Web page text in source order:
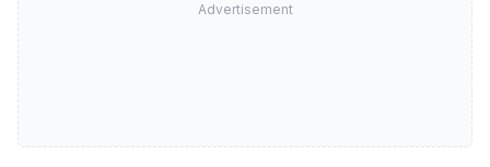
Advertisement